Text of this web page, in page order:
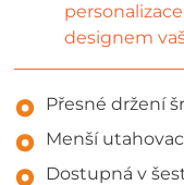
designem
Přesné držení
Menší
Dostupná v